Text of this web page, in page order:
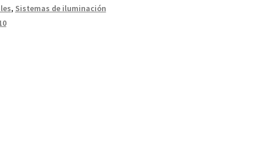
, Sistemas de iluminación